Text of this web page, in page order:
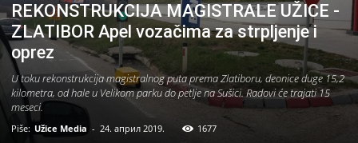
REKONSTRUKCIJA MAGISTRALE UŽICE -
ZLATIBOR Apel vozačima za strpljenje i
oprez
U toku rekonstrukcija magistralnog puta prema Zlatiboru, deonice duge 15,2
kilometra, od hale u Velikom parku do petlje na Sušici. Radovi će trajati 15
meseci.
Piše: Užice Media - 24. април 2019. 1677